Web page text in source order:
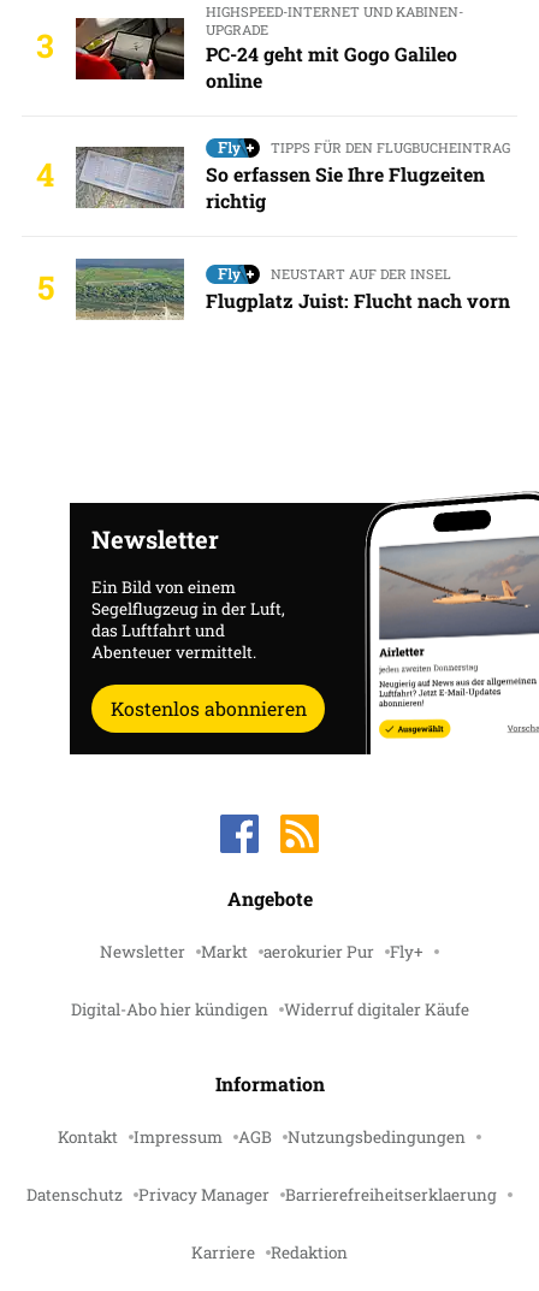
3
HIGHSPEED-INTERNET UND KABINEN-
UPGRADE
PC-24 geht mit Gogo Galileo
online
4
TIPPS FÜR DEN FLUGBUCHEINTRAG
So erfassen Sie Ihre Flugzeiten
richtig
5 NEUSTART AUF DER INSEL
Flugplatz Juist: Flucht nach vorn
Newsletter
Ein Bild von einem
Segelflugzeug in der Luft,
das Luftfahrt und
Abenteuer vermittelt.
Kostenlos abonnieren
Angebote
Newsletter Markt aerokurier Pur Fly+
Digital-Abo hier kündigen Widerruf digitaler Käufe
Information
Kontakt Impressum AGB Nutzungsbedingungen
Datenschutz Privacy Manager Barrierefreiheitserklaerung
Karriere Redaktion